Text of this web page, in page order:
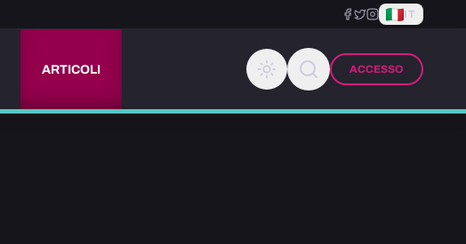
IT
ARTICOLI ACCESSO